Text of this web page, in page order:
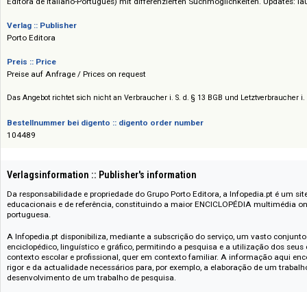
Editora de Português - Alemão mit insgesamt 157.000 Stichwörtern,
Editora de Italiano-Português) mit differenzierten Suchmöglichkeiten.
Verlag :: Publisher
Porto Editora
Preis :: Price
Das Angebot richtet sich nicht an Verbraucher i. S. d. § 13 BGB und
104489
Da responsabilidade e propriedade do Grupo Porto Editora, a Infopedia.pt
educacionais e de referência, constituindo a maior ENCICLOPÉDIA
portuguesa.